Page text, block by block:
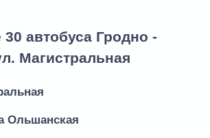
автобуса Гродно -
Магистральная
Ольшанская